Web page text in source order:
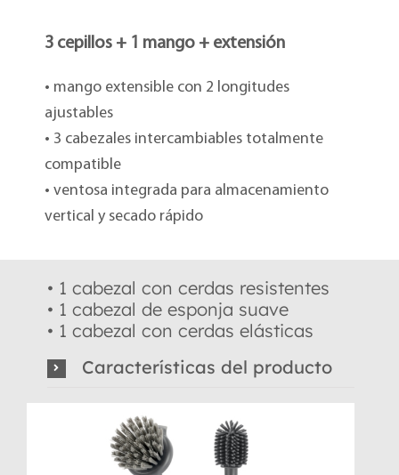
3 cepillos + 1 mango + extensión
• mango extensible con 2 longitudes
ajustables
• 3 cabezales intercambiables totalmente
compatible
• ventosa integrada para almacenamiento
vertical y secado rápido
• 1 cabezal con cerdas resistentes
• 1 cabezal de esponja suave
• 1 cabezal con cerdas elásticas
Características del producto